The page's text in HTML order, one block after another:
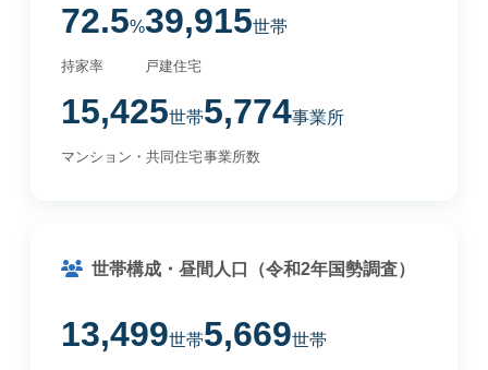
72.5%
持家率
39,915世帯
戸建住宅
15,425世帯
マンション・共同住宅
5,774事業所
事業所数
世帯構成・昼間人口（令和2年国勢調査）
13,499世帯5,669世帯